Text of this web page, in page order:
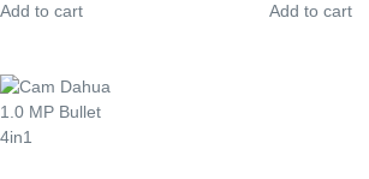
Add to cart Add to cart